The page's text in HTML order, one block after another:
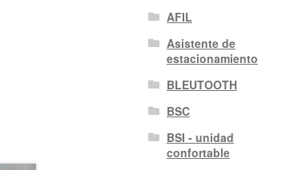
AFIL
Asistente de
estacionamiento
BLEUTOOTH
BSC
BSI - unidad
confortable